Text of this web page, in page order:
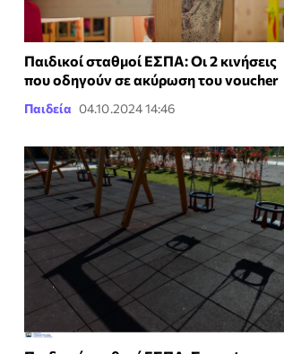
Παιδικοί σταθμοί ΕΣΠΑ: Οι 2 κινήσεις
που οδηγούν σε ακύρωση του voucher
Παιδεία 04.10.2024 14:46